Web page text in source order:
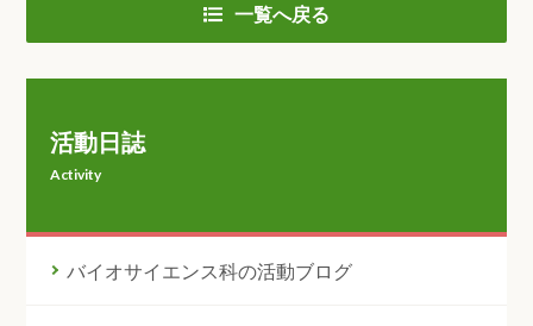
一覧へ戻る
活動日誌
Activity
バイオサイエンス科の活動ブログ